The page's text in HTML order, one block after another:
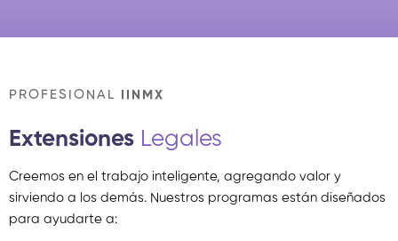
PROFESIONAL IINMX
Extensiones Legales
Creemos en el trabajo inteligente, agregando valor y
sirviendo a los demás. Nuestros programas están diseñados
para ayudarte a: